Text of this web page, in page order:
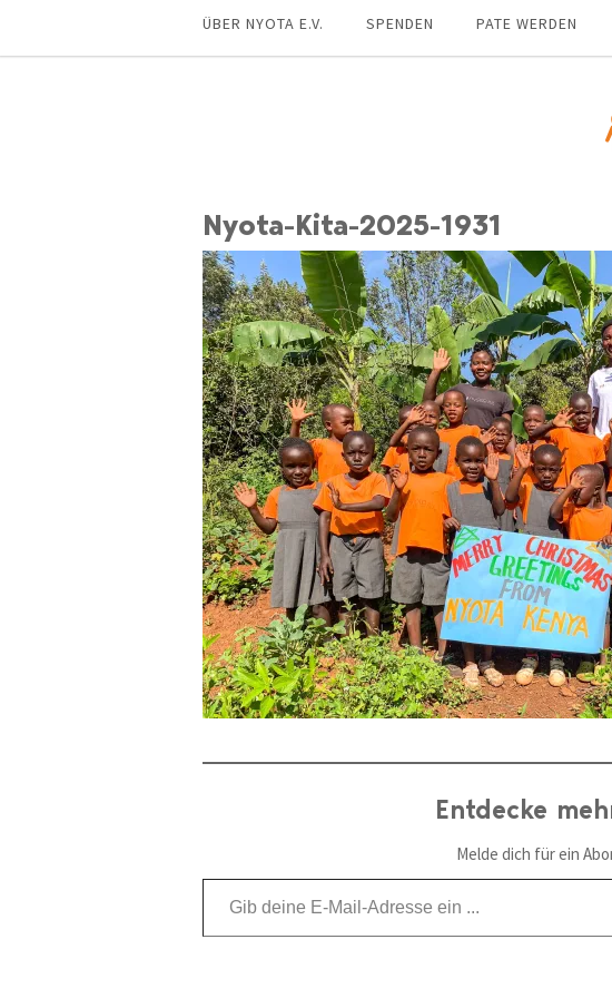
ÜBER NYOTA E.V. SPENDEN PATE WERDEN
Nyota-Kita-2025-1931
Entdecke
Melde dich für ein
Gib deine E-Mail-Adresse ein ...